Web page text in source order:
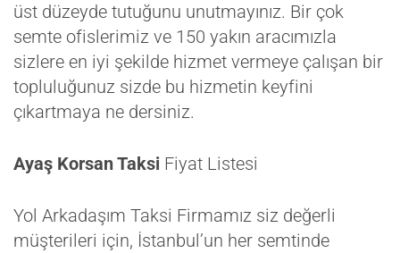
üst düzeyde tutuğunu unutmayınız. Bir çok
semte ofislerimiz ve 150 yakın aracımızla
sizlere en iyi şekilde hizmet vermeye çalışan bir
topluluğunuz sizde bu hizmetin keyfini
çıkartmaya ne dersiniz.
Ayaş Korsan Taksi Fiyat Listesi
Yol Arkadaşım Taksi Firmamız siz değerli
müşterileri için, İstanbul’un her semtinde